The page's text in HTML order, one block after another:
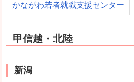
かながわ若者就職支援センター
甲信越・北陸
新潟